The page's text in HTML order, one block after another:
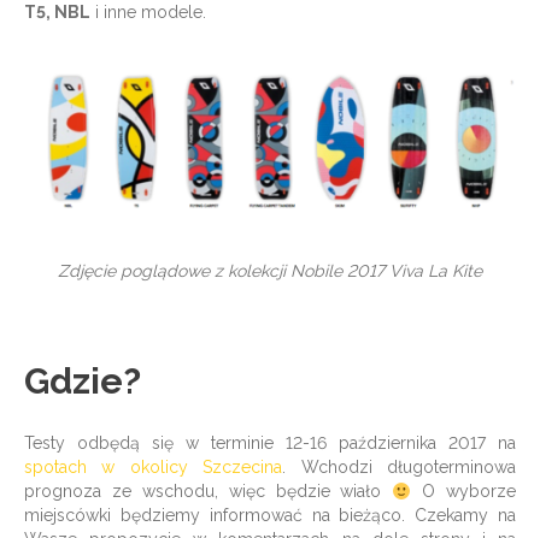
T5, NBL i inne modele.
Zdjęcie poglądowe z kolekcji Nobile 2017 Viva La Kite
Gdzie?
Testy odbędą się w terminie 12-16 października 2017 na
spotach w okolicy Szczecina. Wchodzi długoterminowa
prognoza ze wschodu, więc będzie wiało
O wyborze
miejscówki będziemy informować na bieżąco. Czekamy na